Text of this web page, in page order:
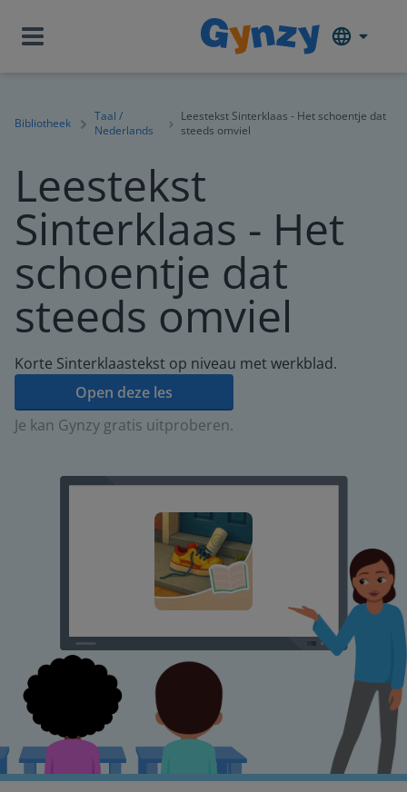
Bibliotheek
Taal /
Nederlands
Leestekst Sinterklaas - Het schoentje dat
steeds omviel
Leestekst
Sinterklaas - Het
schoentje dat
steeds omviel
Korte Sinterklaastekst op niveau met werkblad.
Open deze les
Je kan Gynzy gratis uitproberen.